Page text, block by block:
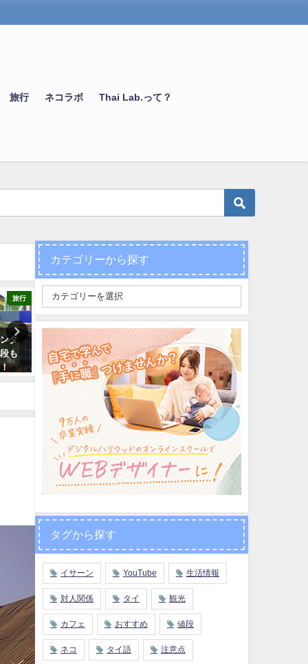
旅行 ネコラボ Thai Lab.って？
旅行
タ
も
【タイ語】日常生活でめっちゃ
使える便利な言葉「なんでもい
いよ！」「おまかせします」
「◯◯次第」
【ちょっとだけ閲覧注意】
シルクの生産過程を激写!!
名タイシルクブランド】ジ
ンプソン
2018年10月9日
カテゴリーから探す
タグから探す
イサーン YouTube 生活情報
対人関係 タイ 観光
カフェ おすすめ 値段
ネコ タイ語 注意点